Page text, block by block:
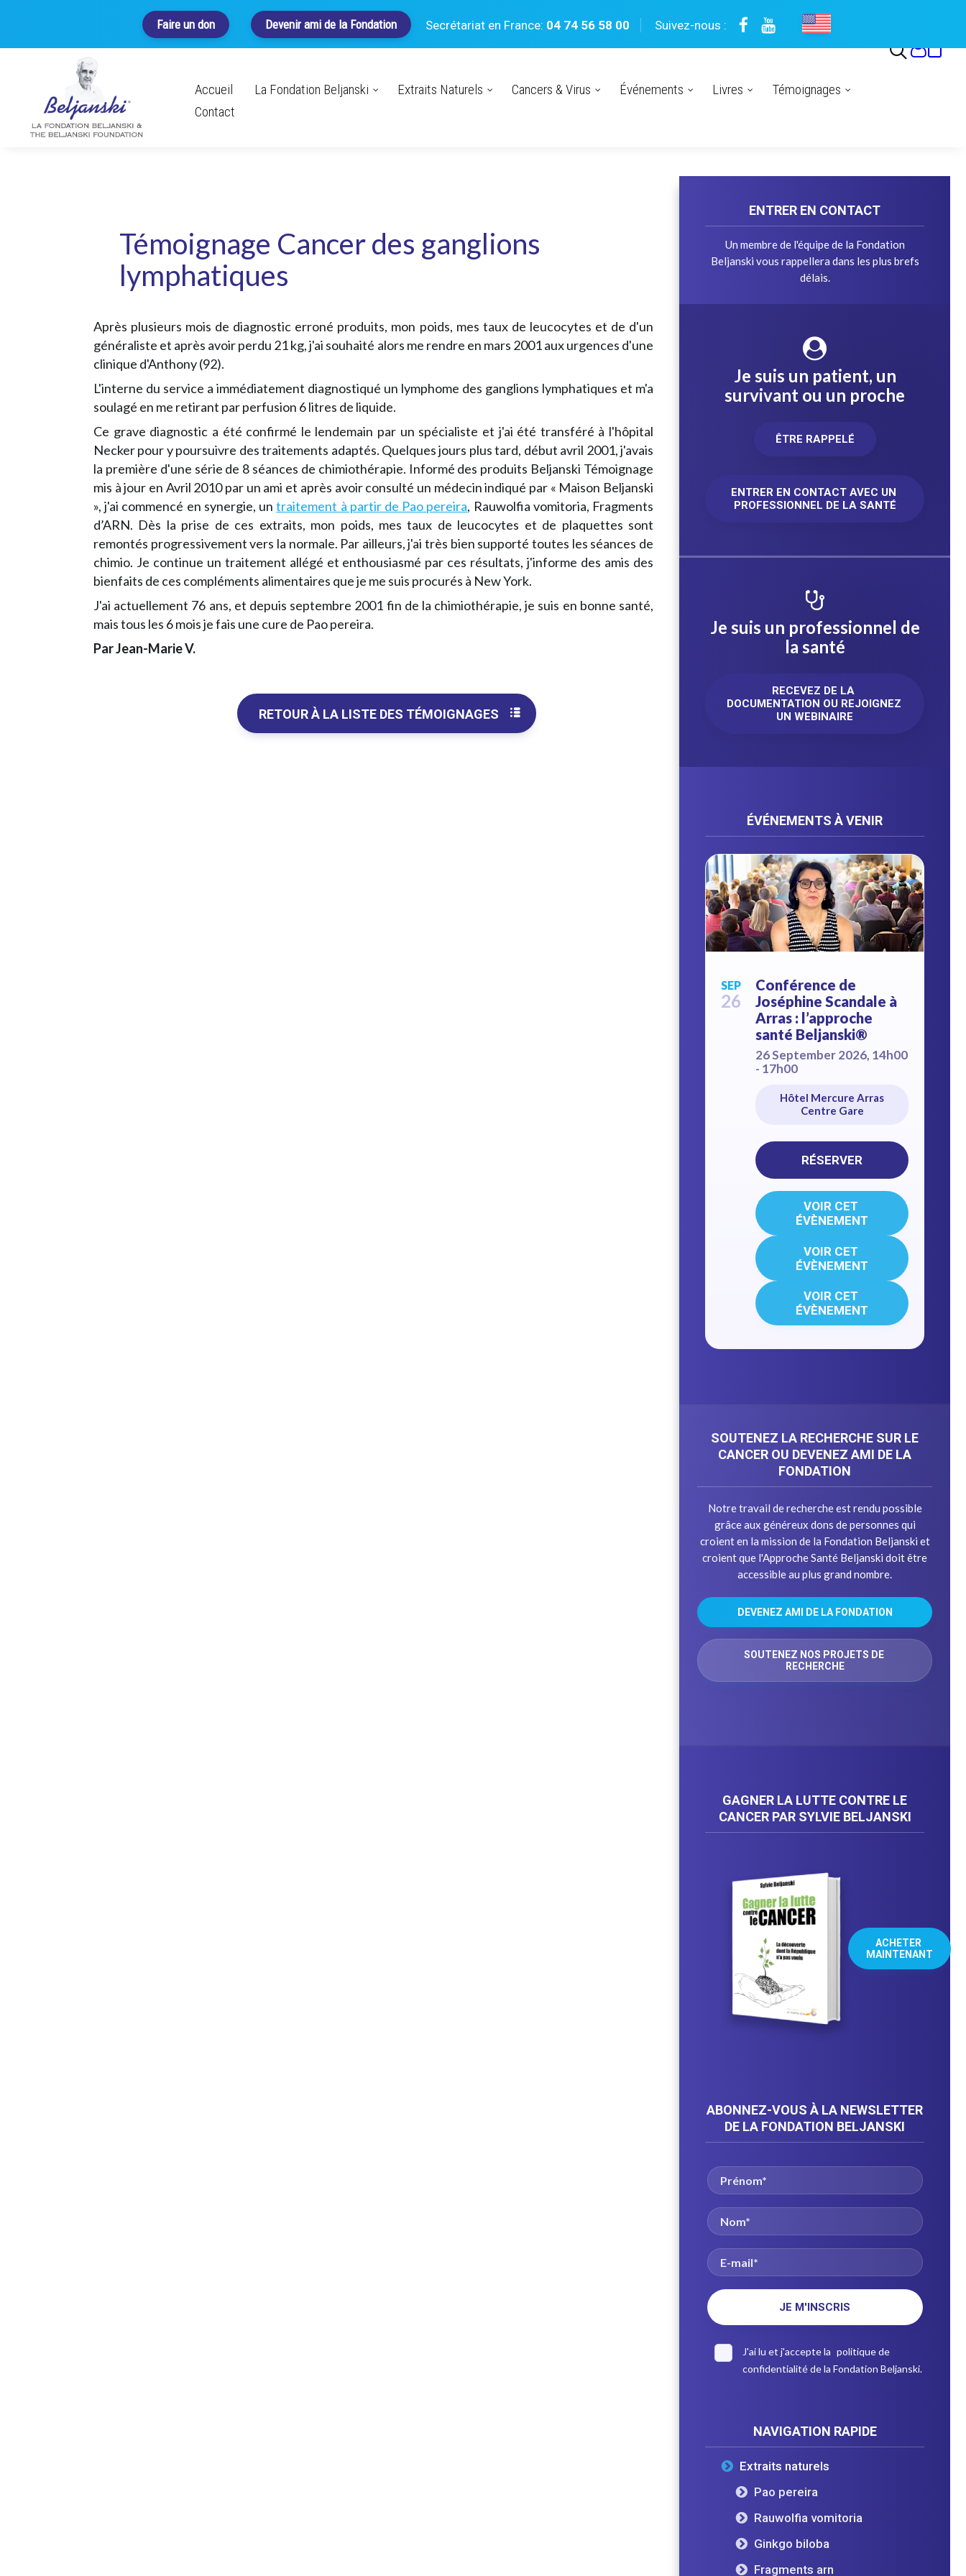
Secrétariat en France: 04 74 56 58 00 Suivez-nous :
Faire un don Devenir ami de la Fondation
Accueil La Fondation Beljanski Extraits Naturels Cancers & Virus Événements Livres
Témoignages
Contact
Témoignage Cancer des ganglions
lymphatiques
Après plusieurs mois de diagnostic erroné produits, mon poids, mes taux de leucocytes et de d'un
généraliste et après avoir perdu 21 kg, j'ai souhaité alors me rendre en mars 2001 aux urgences d'une
clinique d'Anthony (92).
L'interne du service a immédiatement diagnostiqué un lymphome des ganglions lymphatiques et m'a
soulagé en me retirant par perfusion 6 litres de liquide.
Ce grave diagnostic a été confirmé le lendemain par un spécialiste et j'ai été transféré à l'hôpital
Necker pour y poursuivre des traitements adaptés. Quelques jours plus tard, début avril 2001, j'avais
la première d'une série de 8 séances de chimiothérapie. Informé des produits Beljanski Témoignage
mis à jour en Avril 2010 par un ami et après avoir consulté un médecin indiqué par « Maison Beljanski
», j'ai commencé en synergie, untraitement à partir de Pao pereira, Rauwolfia vomitoria, Fragments
d’ARN. Dès la prise de ces extraits, mon poids, mes taux de leucocytes et de plaquettes sont
remontés progressivement vers la normale. Par ailleurs, j'ai très bien supporté toutes les séances de
chimio. Je continue un traitement allégé et enthousiasmé par ces résultats, j'informe des amis des
bienfaits de ces compléments alimentaires que je me suis procurés à New York.
J'ai actuellement 76 ans, et depuis septembre 2001 fin de la chimiothérapie, je suis en bonne santé,
mais tous les 6 mois je fais une cure de Pao pereira.
Par Jean-Marie V.
RETOUR À LA LISTE DES TÉMOIGNAGES
ENTRER EN CONTACT
Un membre de l'équipe de la Fondation
Beljanski vous rappellera dans les plus brefs
délais.
Je suis un patient, un
survivant ou un proche
ÊTRE RAPPELÉ
ENTRER EN CONTACT AVEC UN
PROFESSIONNEL DE LA SANTÉ
Je suis un professionnel de
la santé
RECEVEZ DE LA
DOCUMENTATION OU REJOIGNEZ
UN WEBINAIRE
ÉVÉNEMENTS À VENIR
SEP
26
Conférence de
Joséphine Scandale à
Arras : l’approche
santé Beljanski®
26 September 2026, 14h00
- 17h00
Hôtel Mercure Arras
Centre Gare
RÉSERVER
VOIR CET
ÉVÈNEMENT
VOIR CET
ÉVÈNEMENT
VOIR CET
ÉVÈNEMENT
SOUTENEZ LA RECHERCHE SUR LE
CANCER OU DEVENEZ AMI DE LA
FONDATION
Notre travail de recherche est rendu possible
grâce aux généreux dons de personnes qui
croient en la mission de la Fondation Beljanski et
croient que l'Approche Santé Beljanski doit être
accessible au plus grand nombre.
DEVENEZ AMI DE LA FONDATION
SOUTENEZ NOS PROJETS DE
RECHERCHE
GAGNER LA LUTTE CONTRE LE
CANCER PAR SYLVIE BELJANSKI
ACHETER
MAINTENANT
ABONNEZ-VOUS À LA NEWSLETTER
DE LA FONDATION BELJANSKI
J'ai lu et j'accepte la politique de
confidentialitéde la Fondation Beljanski.
NAVIGATION RAPIDE
Extraits naturels
Pao pereira
Rauwolfia vomitoria
Ginkgo biloba
Fragments arn